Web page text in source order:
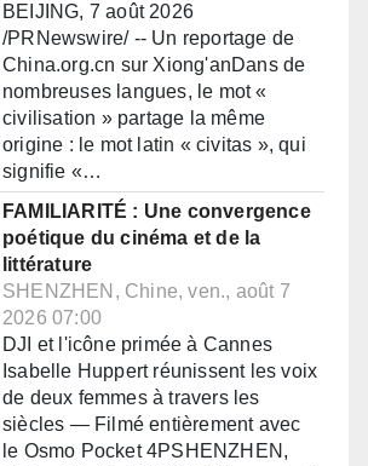
BEIJING, 7 août 2026
/PRNewswire/ -- Un reportage de
China.org.cn sur Xiong'anDans de
nombreuses langues, le mot «
civilisation » partage la même
origine : le mot latin « civitas », qui
signifie «…
FAMILIARITÉ : Une convergence
poétique du cinéma et de la
littérature
SHENZHEN, Chine, ven., août 7
2026 07:00
DJI et l'icône primée à Cannes
Isabelle Huppert réunissent les voix
de deux femmes à travers les
siècles — Filmé entièrement avec
le Osmo Pocket 4PSHENZHEN,